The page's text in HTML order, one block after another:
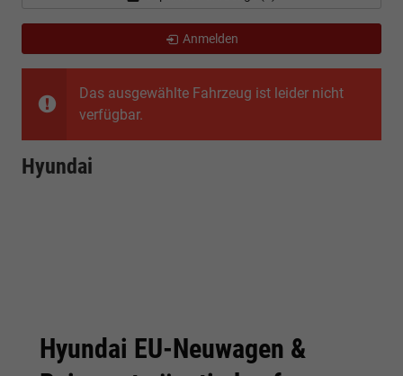
Das ausgewählte Fahrzeug ist leider nicht
verfügbar.
Hyundai
Hyundai EU-Neuwagen &
Anmelden